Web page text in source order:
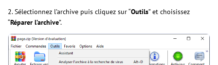
2. Sélectionnez l’archive puis cliquez sur “Outils” et choisissez
“Réparer l’archive”.